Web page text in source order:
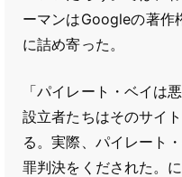
ーマンはGoogleの著作
に詰め寄った。
「パイレート・ベイは
設立者たちはそのサイ
る。実際、パイレート
罪判決をくだされた。